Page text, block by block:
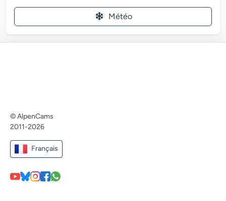
Météo
© AlpenCams
2011-2026
Français